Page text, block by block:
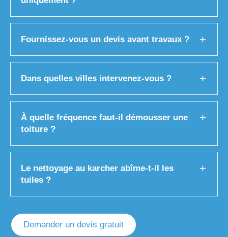
Fournissez-vous un devis avant travaux ?
Dans quelles villes intervenez-vous ?
À quelle fréquence faut-il démousser une
toiture ?
Le nettoyage au karcher abîme-t-il les
tuiles ?
Demander un devis gratuit